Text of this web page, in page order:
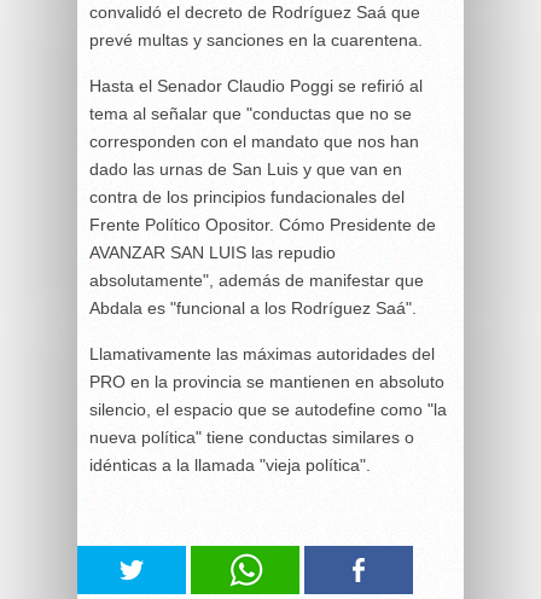
convalidó el decreto de Rodríguez Saá que
prevé multas y sanciones en la cuarentena.
Hasta el Senador Claudio Poggi se refirió al
tema al señalar que "conductas que no se
corresponden con el mandato que nos han
dado las urnas de San Luis y que van en
contra de los principios fundacionales del
Frente Político Opositor. Cómo Presidente de
AVANZAR SAN LUIS las repudio
absolutamente", además de manifestar que
Abdala es "funcional a los Rodríguez Saá".
Llamativamente las máximas autoridades del
PRO en la provincia se mantienen en absoluto
silencio, el espacio que se autodefine como "la
nueva política" tiene conductas similares o
idénticas a la llamada "vieja política".